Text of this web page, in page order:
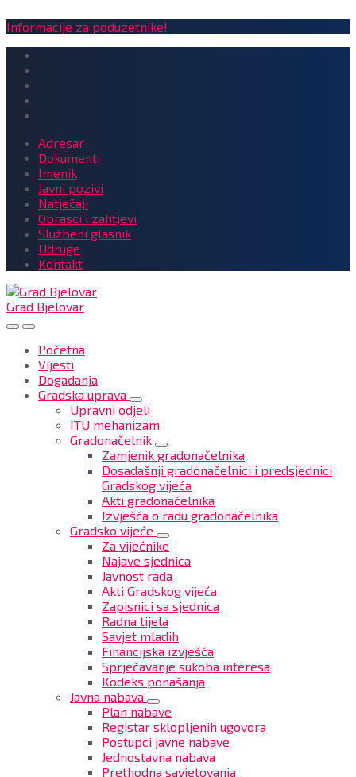
Informacije za poduzetnike!
Adresar
Dokumenti
Imenik
Javni pozivi
Natječaji
Obrasci i zahtjevi
Službeni glasnik
Udruge
Kontakt
Grad Bjelovar
Početna
Vijesti
Događanja
Gradska uprava
Upravni odjeli
ITU mehanizam
Gradonačelnik
Zamjenik gradonačelnika
Dosadašnji gradonačelnici i predsjednici
Gradskog vijeća
Akti gradonačelnika
Izvješća o radu gradonačelnika
Gradsko vijeće
Za vijećnike
Najave sjednica
Javnost rada
Akti Gradskog vijeća
Zapisnici sa sjednica
Radna tijela
Savjet mladih
Financijska izvješća
Sprječavanje sukoba interesa
Kodeks ponašanja
Javna nabava
Plan nabave
Registar sklopljenih ugovora
Postupci javne nabave
Jednostavna nabava
Prethodna savjetovanja